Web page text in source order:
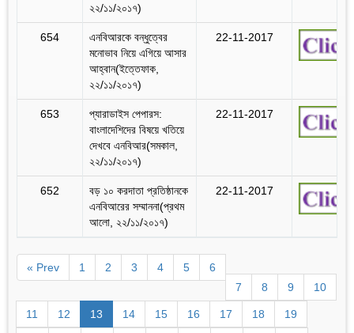
২২/১১/২০১৭)
654
এনবিআরকে বন্ধুত্বের
মনোভাব নিয়ে এগিয়ে আসার
আহ্বান(ইত্তেফাক,
২২/১১/২০১৭)
22-11-2017
653
প্যারাডাইস পেপারস:
বাংলাদেশিদের বিষয়ে খতিয়ে
দেখবে এনবিআর(সমকাল,
২২/১১/২০১৭)
22-11-2017
652
বড় ১০ করদাতা প্রতিষ্ঠানকে
এনবিআরের সম্মাননা(প্রথম
আলো, ২২/১১/২০১৭)
22-11-2017
« Prev 1 2 3 4 5
6
7
8 9 10
11 12 13 14 15 16 17 18 19